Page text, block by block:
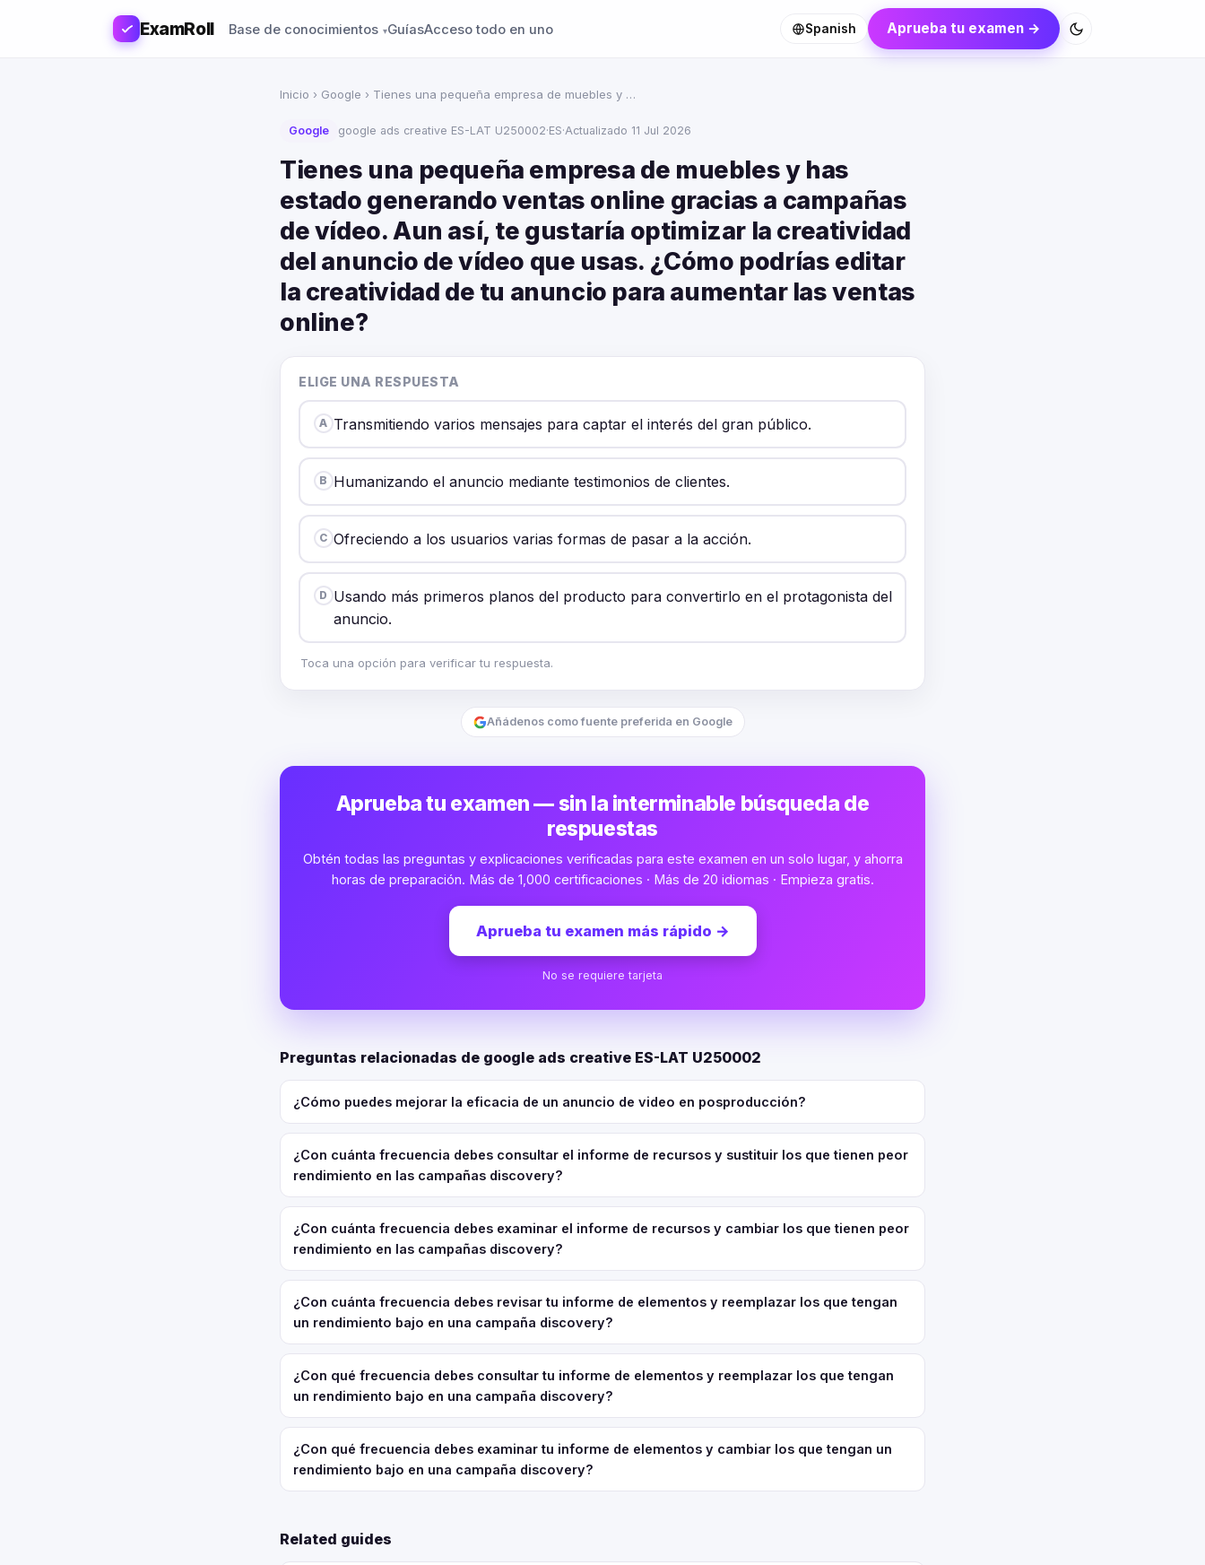
ExamRoll Base de conocimientos GuíasAcceso todo en uno Spanish Aprueba tu examen →
Inicio › Google › Tienes una pequeña empresa de muebles y …
Google google ads creative ES-LAT U250002·ES·Actualizado 11 Jul 2026
Tienes una pequeña empresa de muebles y has
estado generando ventas online gracias a campañas
de vídeo. Aun así, te gustaría optimizar la creatividad
del anuncio de vídeo que usas. ¿Cómo podrías editar
la creatividad de tu anuncio para aumentar las ventas
online?
ELIGE UNA RESPUESTA
A Transmitiendo varios mensajes para captar el interés del gran público.
B Humanizando el anuncio mediante testimonios de clientes.
C Ofreciendo a los usuarios varias formas de pasar a la acción.
D Usando más primeros planos del producto para convertirlo en el protagonista del
anuncio.
Toca una opción para verificar tu respuesta.
Añádenos como fuente preferida en Google
Aprueba tu examen — sin la interminable búsqueda de
respuestas
Obtén todas las preguntas y explicaciones verificadas para este examen en un solo lugar, y ahorra
horas de preparación. Más de 1,000 certificaciones · Más de 20 idiomas · Empieza gratis.
Aprueba tu examen más rápido →
No se requiere tarjeta
Preguntas relacionadas de google ads creative ES-LAT U250002
¿Cómo puedes mejorar la eficacia de un anuncio de video en posproducción?
¿Con cuánta frecuencia debes consultar el informe de recursos y sustituir los que tienen peor
rendimiento en las campañas discovery?
¿Con cuánta frecuencia debes examinar el informe de recursos y cambiar los que tienen peor
rendimiento en las campañas discovery?
¿Con cuánta frecuencia debes revisar tu informe de elementos y reemplazar los que tengan
un rendimiento bajo en una campaña discovery?
¿Con qué frecuencia debes consultar tu informe de elementos y reemplazar los que tengan
un rendimiento bajo en una campaña discovery?
¿Con qué frecuencia debes examinar tu informe de elementos y cambiar los que tengan un
rendimiento bajo en una campaña discovery?
Related guides